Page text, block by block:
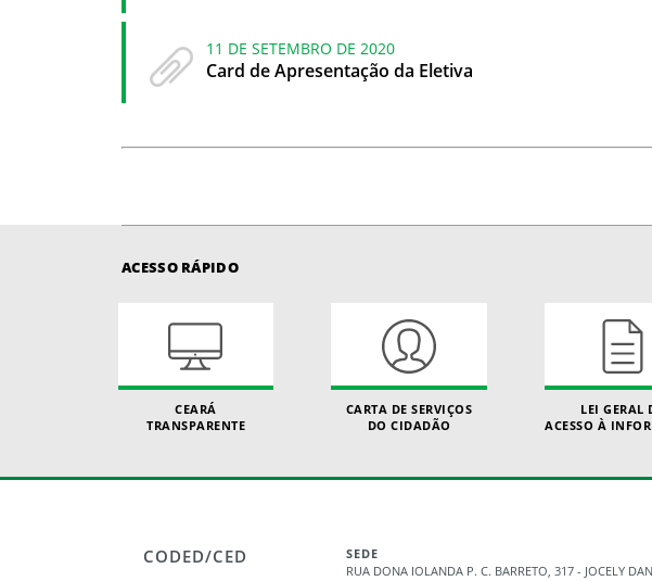
11 DE SETEMBRO DE 2020
Card de Apresentação da Eletiva
ACESSO RÁPIDO
CEARÁ
TRANSPARENTE
CARTA DE SERVIÇOS
DO CIDADÃO
LEI GERAL
ACESSO À
CODED/CED
SEDE
RUA DONA IOLANDA P. C. BARRETO, 317 - JOCELY